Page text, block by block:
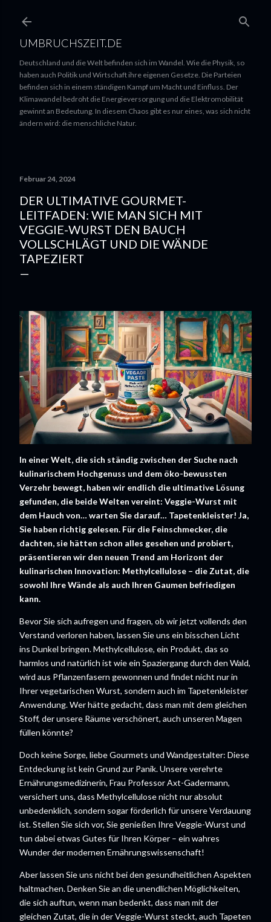
UMBRUCHSZEIT.DE
Deutschland und die Welt befinden sich im Wandel. Wie die Physik, so
haben auch Politik und Wirtschaft ihre eigenen Gesetze. Die Parteien
befinden sich in einem ständigen Kampf um Macht und Einfluss. Der
Klimawandel bedroht die Energieversorgung und die Elektromobilität
gewinnt an Bedeutung. In diesem Chaos gibt es nur eines, was sich nicht
ändern wird: die menschliche Natur.
Februar 24, 2024
DER ULTIMATIVE GOURMET-
LEITFADEN: WIE MAN SICH MIT
VEGGIE-WURST DEN BAUCH
VOLLSCHLÄGT UND DIE WÄNDE
TAPEZIERT
In einer Welt, die sich ständig zwischen der Suche nach
kulinarischem Hochgenuss und dem öko-bewussten
Verzehr bewegt, haben wir endlich die ultimative Lösung
gefunden, die beide Welten vereint: Veggie-Wurst mit
dem Hauch von… warten Sie darauf… Tapetenkleister! Ja,
Sie haben richtig gelesen. Für die Feinschmecker, die
dachten, sie hätten schon alles gesehen und probiert,
präsentieren wir den neuen Trend am Horizont der
kulinarischen Innovation: Methylcellulose – die Zutat, die
sowohl Ihre Wände als auch Ihren Gaumen befriedigen
kann.
Bevor Sie sich aufregen und fragen, ob wir jetzt vollends den
Verstand verloren haben, lassen Sie uns ein bisschen Licht
ins Dunkel bringen. Methylcellulose, ein Produkt, das so
harmlos und natürlich ist wie ein Spaziergang durch den Wald,
wird aus Pflanzenfasern gewonnen und findet nicht nur in
Ihrer vegetarischen Wurst, sondern auch im Tapetenkleister
Anwendung. Wer hätte gedacht, dass man mit dem gleichen
Stoff, der unsere Räume verschönert, auch unseren Magen
füllen könnte?
Doch keine Sorge, liebe Gourmets und Wandgestalter: Diese
Entdeckung ist kein Grund zur Panik. Unsere verehrte
Ernährungsmedizinerin, Frau Professor Axt-Gadermann,
versichert uns, dass Methylcellulose nicht nur absolut
unbedenklich, sondern sogar förderlich für unsere Verdauung
ist. Stellen Sie sich vor, Sie genießen Ihre Veggie-Wurst und
tun dabei etwas Gutes für Ihren Körper – ein wahres
Wunder der modernen Ernährungswissenschaft!
Aber lassen Sie uns nicht bei den gesundheitlichen Aspekten
haltmachen. Denken Sie an die unendlichen Möglichkeiten,
die sich auftun, wenn man bedenkt, dass man mit der
gleichen Zutat, die in der Veggie-Wurst steckt, auch Tapeten